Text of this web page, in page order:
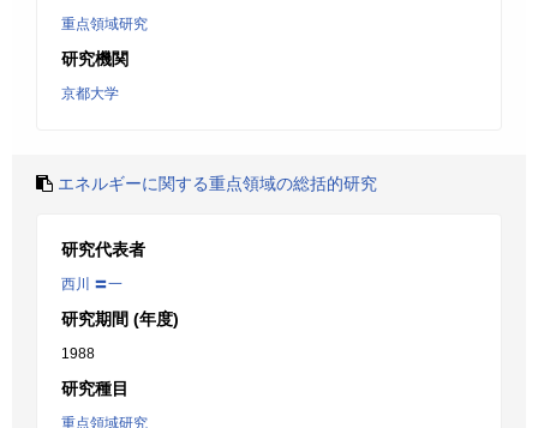
重点領域研究
研究機関
京都大学
エネルギーに関する重点領域の総括的研究
研究代表者
西川 〓一
研究期間 (年度)
1988
研究種目
重点領域研究